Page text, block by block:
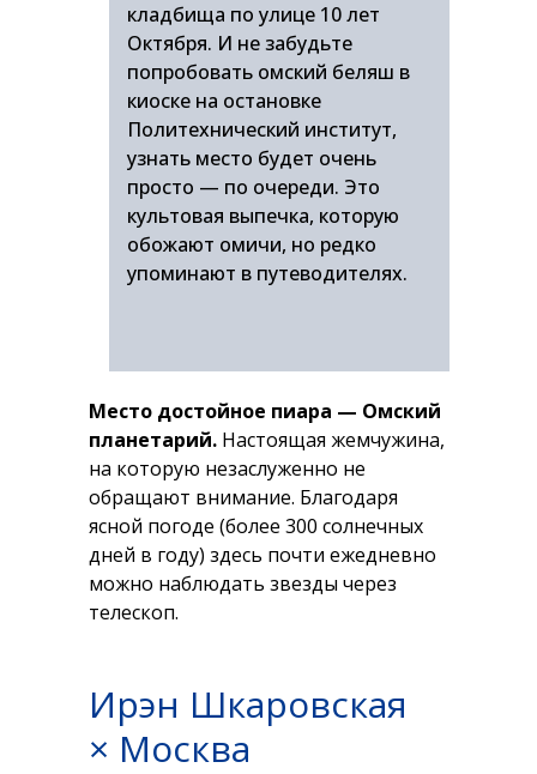
кладбища по улице 10 лет
Октября. И не забудьте
попробовать омский беляш в
киоске на остановке
Политехнический институт,
узнать место будет очень
просто — по очереди. Это
культовая выпечка, которую
обожают омичи, но редко
упоминают в путеводителях.
Место достойное пиара — Омский
планетарий. Настоящая жемчужина,
на которую незаслуженно не
обращают внимание. Благодаря
ясной погоде (более 300 солнечных
дней в году) здесь почти ежедневно
можно наблюдать звезды через
телескоп.
Ирэн Шкаровская
× Москва